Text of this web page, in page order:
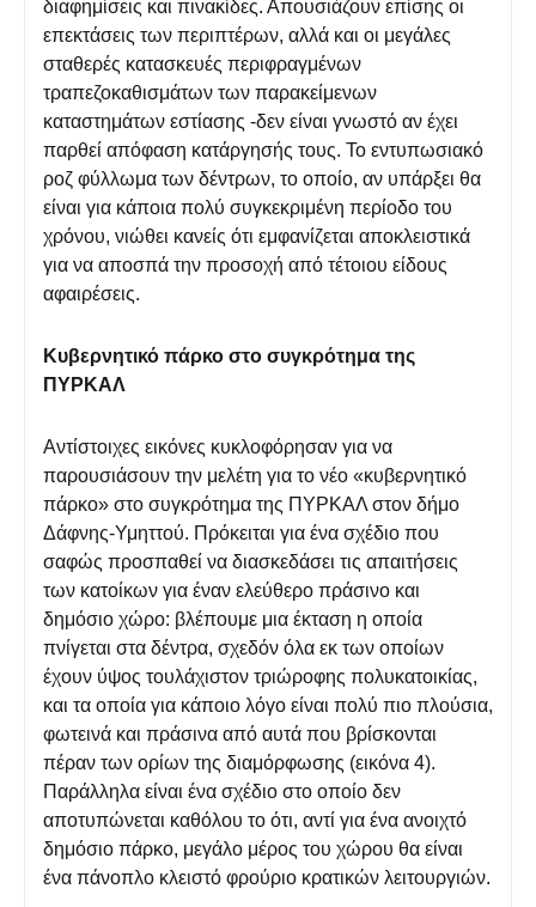
διαφημίσεις και πινακίδες. Απουσιάζουν επίσης οι
επεκτάσεις των περιπτέρων, αλλά και οι μεγάλες
σταθερές κατασκευές περιφραγμένων
τραπεζοκαθισμάτων των παρακείμενων
καταστημάτων εστίασης -δεν είναι γνωστό αν έχει
παρθεί απόφαση κατάργησής τους. Το εντυπωσιακό
ροζ φύλλωμα των δέντρων, το οποίο, αν υπάρξει θα
είναι για κάποια πολύ συγκεκριμένη περίοδο του
χρόνου, νιώθει κανείς ότι εμφανίζεται αποκλειστικά
για να αποσπά την προσοχή από τέτοιου είδους
αφαιρέσεις.
Κυβερνητικό πάρκο στο συγκρότημα της
ΠΥΡΚΑΛ
Αντίστοιχες εικόνες κυκλοφόρησαν για να
παρουσιάσουν την μελέτη για το νέο «κυβερνητικό
πάρκο» στο συγκρότημα της ΠΥΡΚΑΛ στον δήμο
Δάφνης-Υμηττού. Πρόκειται για ένα σχέδιο που
σαφώς προσπαθεί να διασκεδάσει τις απαιτήσεις
των κατοίκων για έναν ελεύθερο πράσινο και
δημόσιο χώρο: βλέπουμε μια έκταση η οποία
πνίγεται στα δέντρα, σχεδόν όλα εκ των οποίων
έχουν ύψος τουλάχιστον τριώροφης πολυκατοικίας,
και τα οποία για κάποιο λόγο είναι πολύ πιο πλούσια,
φωτεινά και πράσινα από αυτά που βρίσκονται
πέραν των ορίων της διαμόρφωσης (εικόνα 4).
Παράλληλα είναι ένα σχέδιο στο οποίο δεν
αποτυπώνεται καθόλου το ότι, αντί για ένα ανοιχτό
δημόσιο πάρκο, μεγάλο μέρος του χώρου θα είναι
ένα πάνοπλο κλειστό φρούριο κρατικών λειτουργιών.